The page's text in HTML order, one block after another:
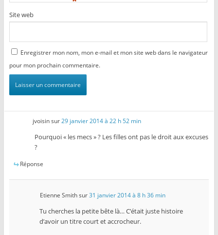
Site web
Enregistrer mon nom, mon e-mail et mon site web dans le navigateur
pour mon prochain commentaire.
jvoisinsur29 janvier 2014 à 22 h 52 min
Pourquoi « les mecs » ? Les filles ont pas le droit aux excuses
?
Réponse
Etienne Smithsur31 janvier 2014 à 8 h 36 min
Tu cherches la petite bête là… C’était juste histoire
d’avoir un titre court et accrocheur.